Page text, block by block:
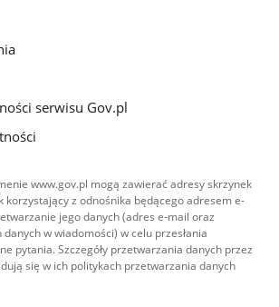
serwisu Gov.pl
www.gov.pl mogą zawierać adresy skrzynek
korzystający z odnośnika będącego adresem e-
jego danych (adres e-mail oraz
w wiadomości) w celu przesłania
pytania. Szczegóły przetwarzania danych przez
się w ich politykach przetwarzania danych